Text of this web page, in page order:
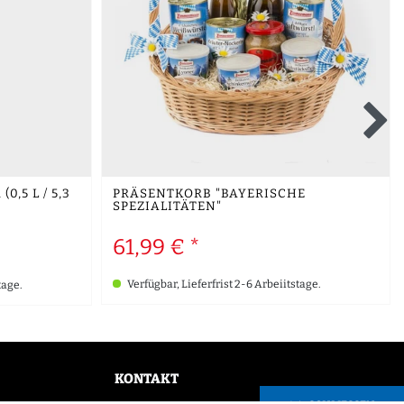
L / 5,3 %
PRÄSENTKORB "BAYERISCHE
SPEZIALITÄTEN"
61,99 € *
Verfügbar, Lieferfrist 2-6 Arbeiitstage.
KONTAKT